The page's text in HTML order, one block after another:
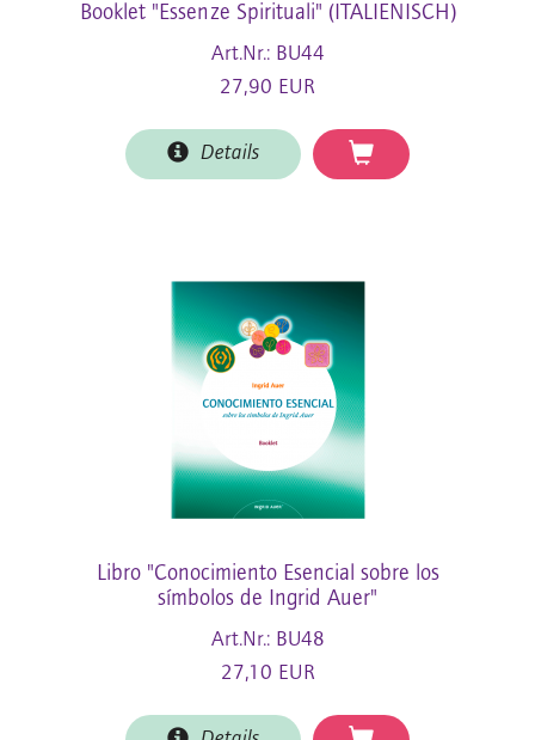
Booklet "Essenze Spirituali" (ITALIENISCH)
Art.Nr.: BU44
27,90 EUR
Details
Libro "Conocimiento Esencial sobre los
símbolos de Ingrid Auer"
Art.Nr.: BU48
27,10 EUR